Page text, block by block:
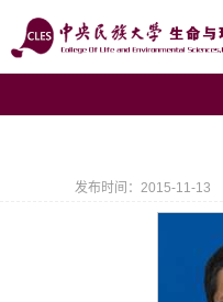
发布时间：2015-11-13